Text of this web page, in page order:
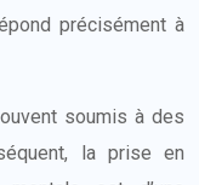
précisément à
soumis à des
la prise en